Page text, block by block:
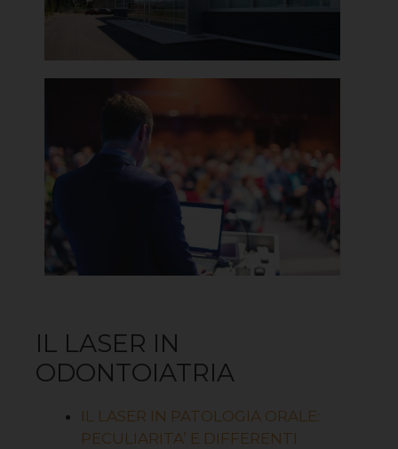
IL LASER IN
ODONTOIATRIA
IL LASER IN PATOLOGIA ORALE:
PECULIARITA’ E DIFFERENTI